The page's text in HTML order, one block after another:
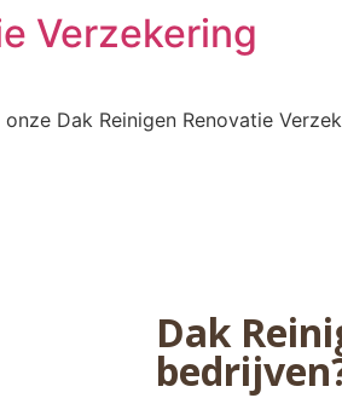
Verzekering
Dak Reinigen Renovatie
Dak